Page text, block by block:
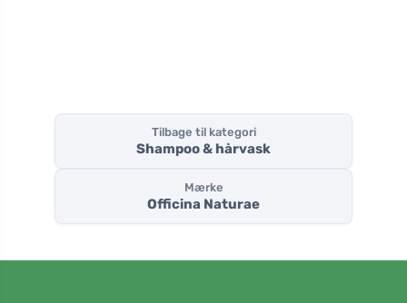
Tilbage til kategori
Shampoo & hårvask
Mærke
Officina Naturae